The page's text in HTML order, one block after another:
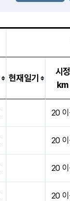
-
현재일기
시정
km
20
20
20
20